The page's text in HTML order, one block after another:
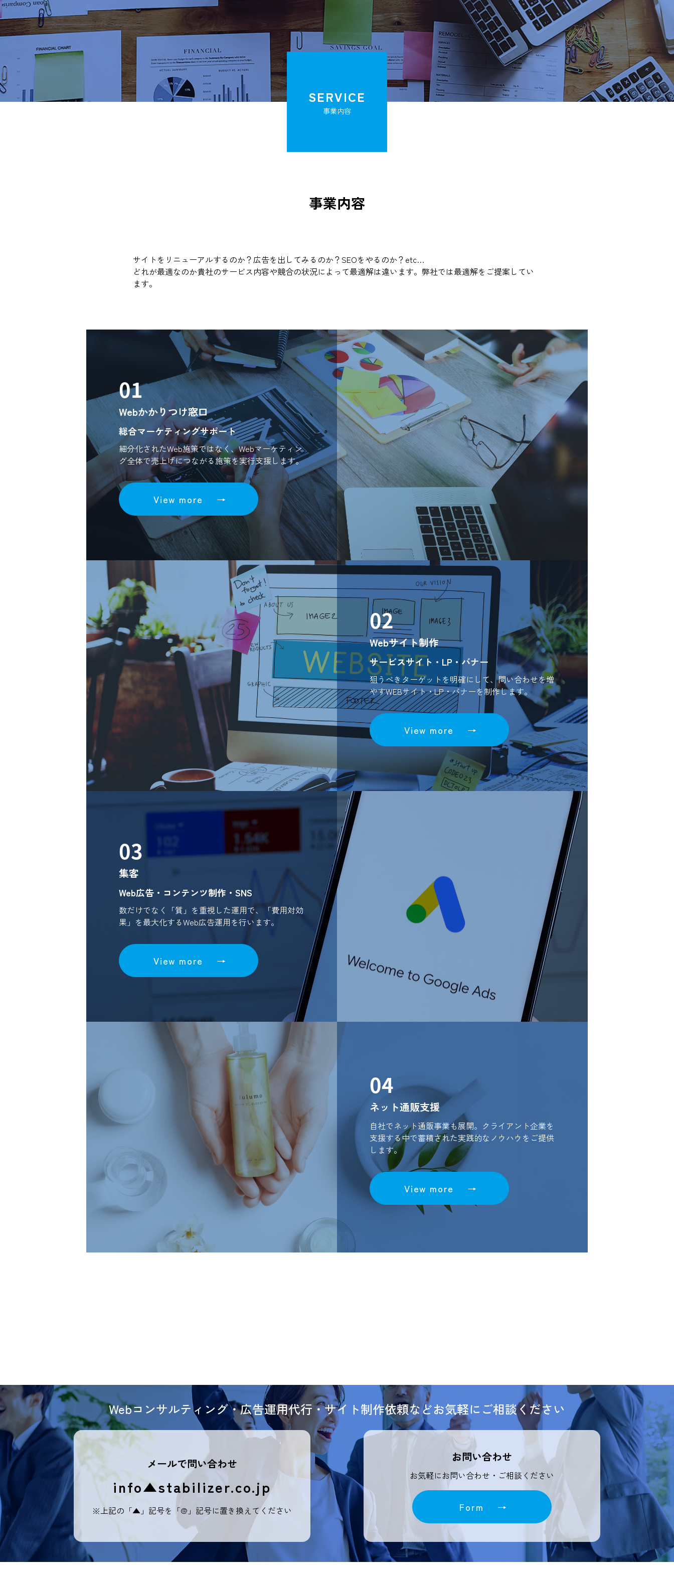
SERVICE
事業内容
事業内容
サイトをリニューアルするのか？広告を出してみるのか？SEOをやるのか？etc…
どれが最適なのか貴社のサービス内容や競合の状況によって最適解は違います。弊社では最適解をご提案してい
ます。
01
Webかかりつけ窓口
総合マーケティングサポート
細分化されたWeb施策ではなく、Webマーケティン
グ全体で売上げにつながる施策を実行支援します。
View more
02
Webサイト制作
サービスサイト・LP・バナー
狙うべきターゲットを明確にして、問い合わせを増
やすWEBサイト・LP・バナーを制作します。
View more
03
集客
Web広告・コンテンツ制作・SNS
数だけでなく「質」を重視した運用で、「費用対効
果」を最大化するWeb広告運用を行います。
View more
04
ネット通販支援
自社でネット通販事業も展開。クライアント企業を
支援する中で蓄積された実践的なノウハウをご提供
します。
View more
Webコンサルティング・広告運用代行・サイト制作依頼などお気軽にご相談ください
メールで問い合わせ
info▲stabilizer.co.jp
※上記の「▲」記号を「@」記号に置き換えてください
お問い合わせ
お気軽にお問い合わせ・ご相談ください
Form